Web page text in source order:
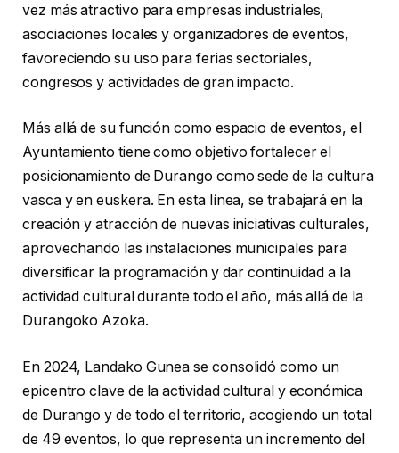
vez más atractivo para empresas industriales,
asociaciones locales y organizadores de eventos,
favoreciendo su uso para ferias sectoriales,
congresos y actividades de gran impacto.
Más allá de su función como espacio de eventos, el
Ayuntamiento tiene como objetivo fortalecer el
posicionamiento de Durango como sede de la cultura
vasca y en euskera. En esta línea, se trabajará en la
creación y atracción de nuevas iniciativas culturales,
aprovechando las instalaciones municipales para
diversificar la programación y dar continuidad a la
actividad cultural durante todo el año, más allá de la
Durangoko Azoka.
En 2024, Landako Gunea se consolidó como un
epicentro clave de la actividad cultural y económica
de Durango y de todo el territorio, acogiendo un total
de 49 eventos, lo que representa un incremento del